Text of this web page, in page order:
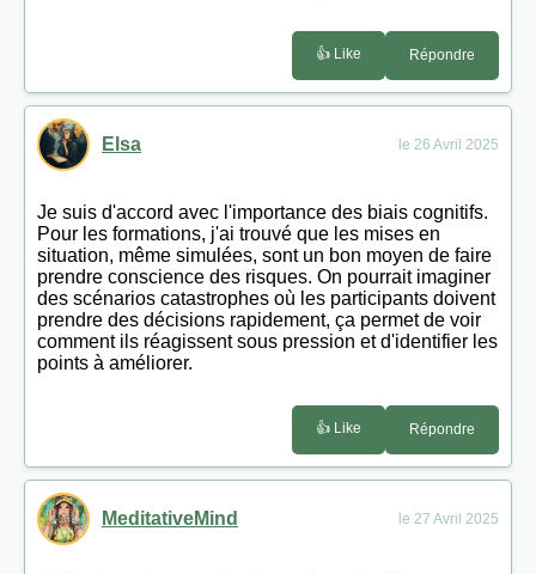
👍 Like Répondre
Elsa le 26 Avril 2025
Je suis d'accord avec l'importance des biais cognitifs.
Pour les formations, j'ai trouvé que les mises en
situation, même simulées, sont un bon moyen de faire
prendre conscience des risques. On pourrait imaginer
des scénarios catastrophes où les participants doivent
prendre des décisions rapidement, ça permet de voir
comment ils réagissent sous pression et d'identifier les
points à améliorer.
👍 Like Répondre
MeditativeMind le 27 Avril 2025